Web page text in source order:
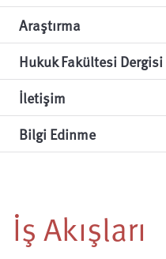
Araştırma
Hukuk Fakültesi Dergisi
İletişim
Bilgi Edinme
İş Akışları